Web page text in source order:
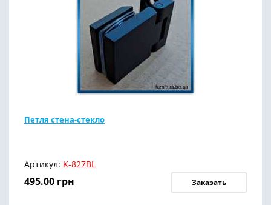
Петля стена-стекло
Артикул: K-827BL
495.00 грн Заказать